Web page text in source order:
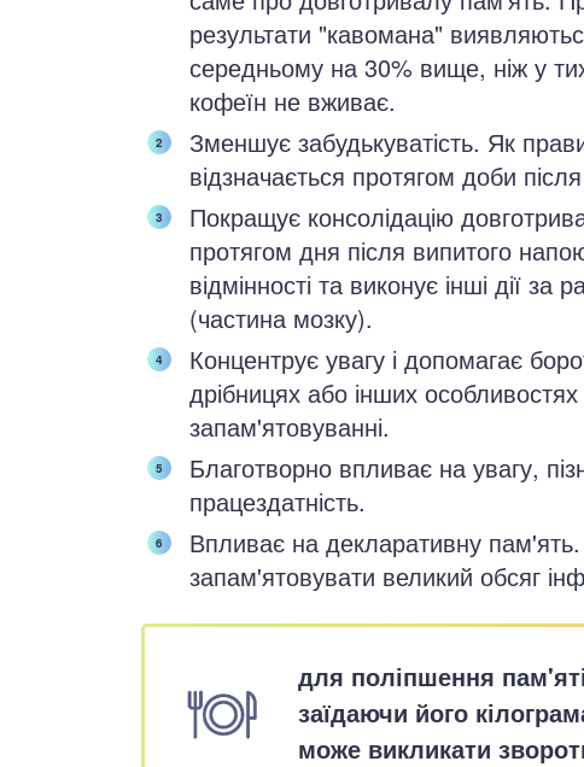
результати "кавомана"
середньому на 30% вище, ніж у
кофеїн не вживає.
Зменшує забудькуватість. Як
відзначається протягом доби
Покращує консолідацію
протягом дня після випитого
відмінності та виконує інші дії
(частина мозку).
Концентрує увагу і допомагає
дрібницях або інших
запам'ятовуванні.
Благотворно впливає на увагу,
працездатність.
Впливає на декларативну
запам'ятовувати великий обсяг
для поліпшення
заїдаючи його
може викликати